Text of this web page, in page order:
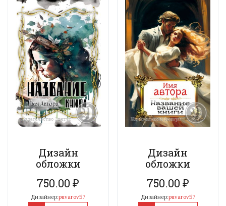
Дизайн
обложки
750.00₽
Дизайнер:puvarov57
Дизайн
обложки
750.00 ₽
Дизайнер:puvarov57